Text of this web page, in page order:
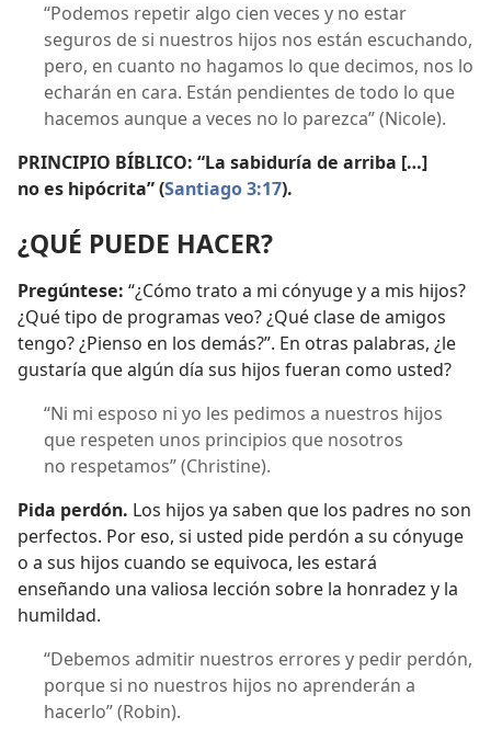
“Podemos repetir algo cien veces y no estar
seguros de si nuestros hijos nos están escuchando,
pero, en cuanto no hagamos lo que decimos, nos lo
echarán en cara. Están pendientes de todo lo que
hacemos aunque a veces no lo parezca” (Nicole).
PRINCIPIO BÍBLICO: “La sabiduría de arriba […]
no es hipócrita” (Santiago 3:17).
¿QUÉ PUEDE HACER?
Pregúntese: “¿Cómo trato a mi cónyuge y a mis hijos?
¿Qué tipo de programas veo? ¿Qué clase de amigos
tengo? ¿Pienso en los demás?”. En otras palabras, ¿le
gustaría que algún día sus hijos fueran como usted?
“Ni mi esposo ni yo les pedimos a nuestros hijos
que respeten unos principios que nosotros
no respetamos” (Christine).
Pida perdón. Los hijos ya saben que los padres no son
perfectos. Por eso, si usted pide perdón a su cónyuge
o a sus hijos cuando se equivoca, les estará
enseñando una valiosa lección sobre la honradez y la
humildad.
“Debemos admitir nuestros errores y pedir perdón,
porque si no nuestros hijos no aprenderán a
hacerlo” (Robin).